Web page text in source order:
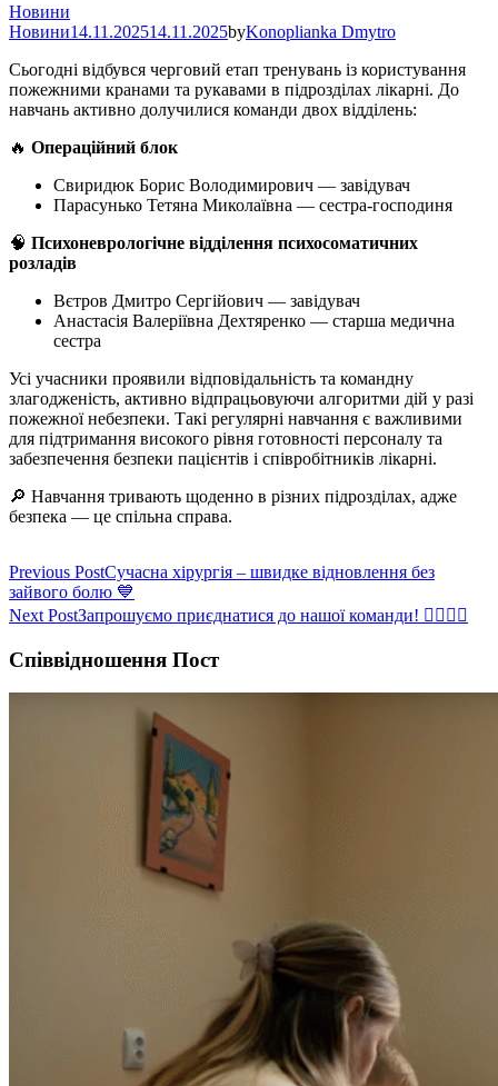
Новини
Новини14.11.202514.11.2025byKonoplianka Dmytro
Сьогодні відбувся черговий етап тренувань із користування
пожежними кранами та рукавами в підрозділах лікарні. До
навчань активно долучилися команди двох відділень:
🔥 Операційний блок
Свиридюк Борис Володимирович — завідувач
Парасунько Тетяна Миколаївна — сестра-господиня
🧠 Психоневрологічне відділення психосоматичних
розладів
Вєтров Дмитро Сергійович — завідувач
Анастасія Валеріївна Дехтяренко — старша медична
сестра
Усі учасники проявили відповідальність та командну
злагодженість, активно відпрацьовуючи алгоритми дій у разі
пожежної небезпеки. Такі регулярні навчання є важливими
для підтримання високого рівня готовності персоналу та
забезпечення безпеки пацієнтів і співробітників лікарні.
🔎 Навчання тривають щоденно в різних підрозділах, адже
безпека — це спільна справа.
Навігація
записів
Previous PostСучасна хірургія – швидке відновлення без
зайвого болю 💙
Next PostЗапрошуємо приєднатися до нашої команди! 👩‍⚕️👨‍⚕️
Співвідношення Пост